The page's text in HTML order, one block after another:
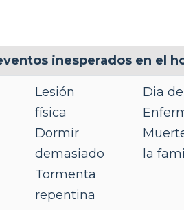
inesperados en el
Lesión
física
Dormir
demasiado
Tormenta
repentina
Dia
la